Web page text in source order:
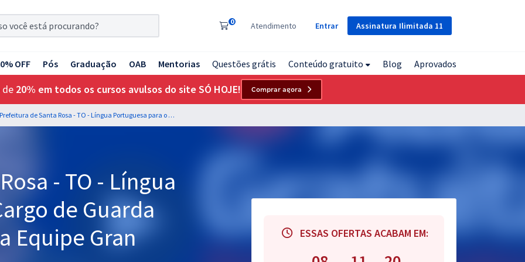
Assinatura Ilimitada 11
0 Atendimento Entrar
OFF Pós Graduação OAB Mentorias Questões grátis Conteúdo gratuito Blog Aprovados
de 20% em todos os cursos avulsos do site SÓ HOJE! Comprar agora
Prefeitura de Santa Rosa - TO - Língua Portuguesa para o Cargo de Guarda Civil Municipal com a Equipe Gran
- TO - Língua
de Guarda
Equipe Gran
ESSAS OFERTAS ACABAM EM: